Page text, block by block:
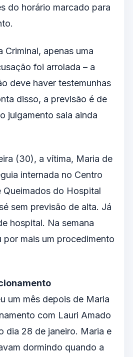
do horário marcado para
Criminal, apenas uma
foi arrolada – a
deve haver testemunhas
disso, a previsão é de
julgamento saia ainda
(30), a vítima, Maria de
internada no Centro
Queimados do Hospital
sem previsão de alta. Já
hospital. Na semana
por mais um procedimento
um mês depois de Maria
com Lauri Amado
dia 28 de janeiro. Maria e
dormindo quando a